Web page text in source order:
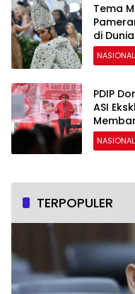
Tema
di
NASIONAL
PDIP
ASI
NASIONAL
TERPOPULER